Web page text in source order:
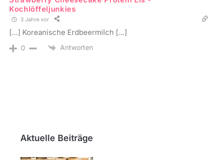
Kochlöffeljunkies
3 Jahre vor
[…] Koreanische Erdbeermilch […]
0 Antworten
Aktuelle Beiträge